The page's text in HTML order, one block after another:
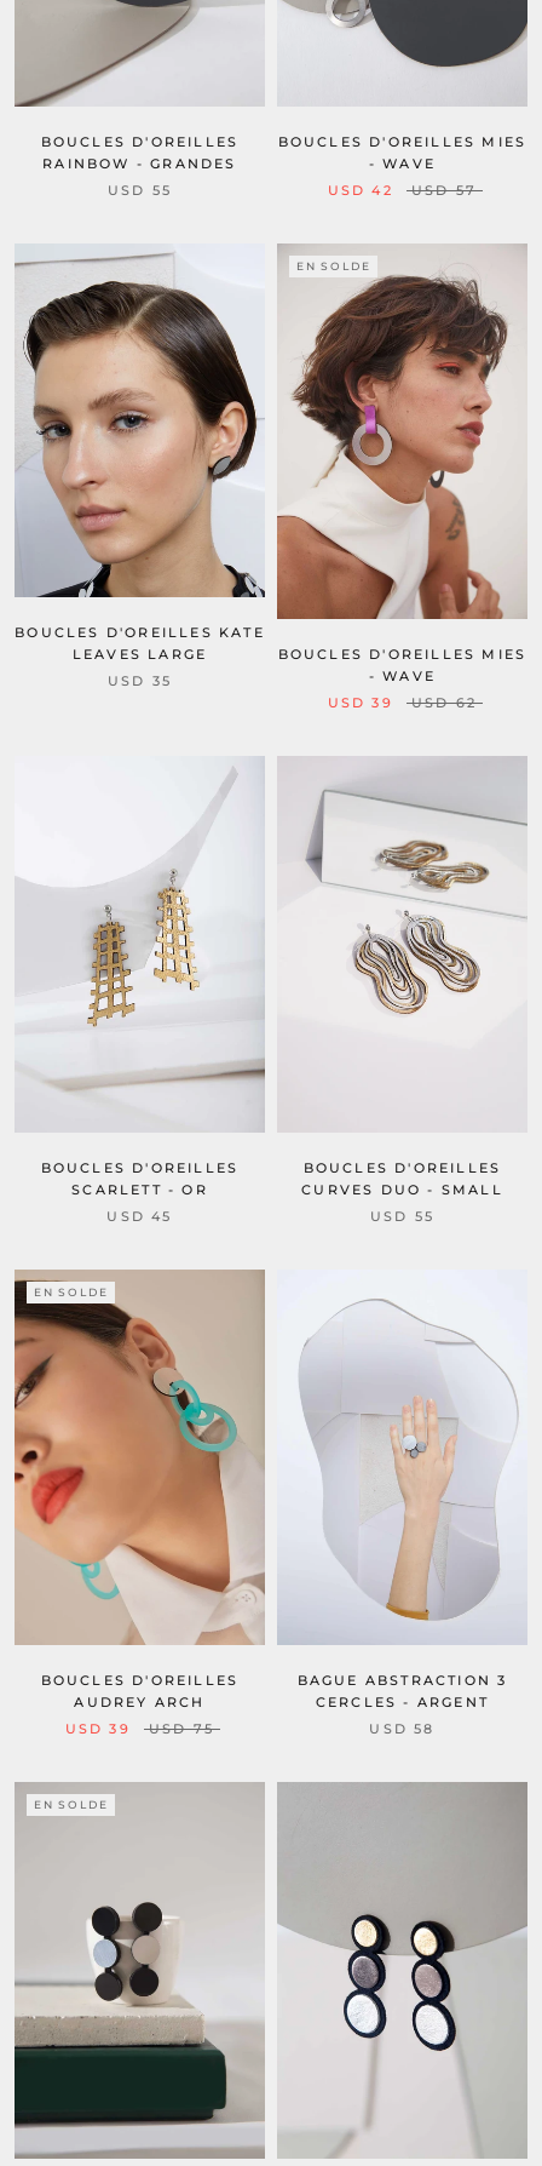
BOUCLES D'OREILLES
RAINBOW - GRANDES
USD 55
BOUCLES D'OREILLES MIES
- WAVE
USD 42
USD 57
BOUCLES D'OREILLES KATE
LEAVES LARGE
USD 35
EN SOLDE
BOUCLES D'OREILLES MIES
- WAVE
USD 39
USD 62
BOUCLES D'OREILLES
SCARLETT - OR
USD 45
BOUCLES D'OREILLES
CURVES DUO - SMALL
USD 55
EN SOLDE
BOUCLES D'OREILLES
AUDREY ARCH
USD 39
USD 75
BAGUE ABSTRACTION 3
CERCLES - ARGENT
USD 58
EN SOLDE